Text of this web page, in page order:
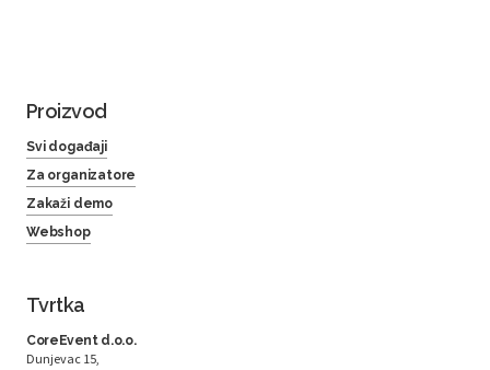
Proizvod
Svi događaji
Za organizatore
Zakaži demo
Webshop
Tvrtka
CoreEvent d.o.o.
Dunjevac 15,